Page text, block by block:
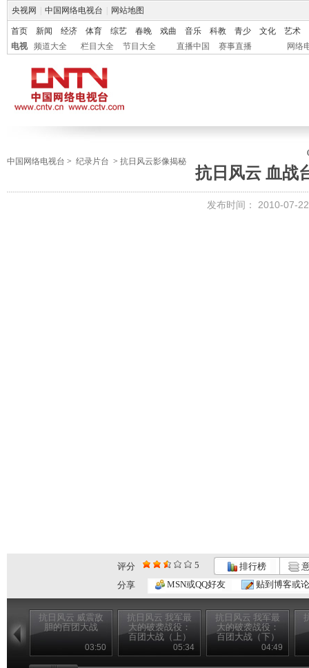
央视网 中国网络电视台 网站地图
首页 新闻 经济 体育 综艺 春晚 戏曲 音乐 科教 青少 文化
艺术
电视
频道大全 栏目大全 节目大全 直播中国 赛事直播 网络
中国网络电视台 > 纪录片台 > 抗日风云影像揭秘
抗日风云 血战
发布时间： 2010-07-
评分 5 排行榜
分享
MSN或QQ好友 贴到博客或
抗日风云 威震敌
胆的百团大战
03:50
抗日风云 我军最
大的破袭战役：
百团大战（上）
05:34
抗日风云 我军最
大的破袭战役：
百团大战（下）
04:49